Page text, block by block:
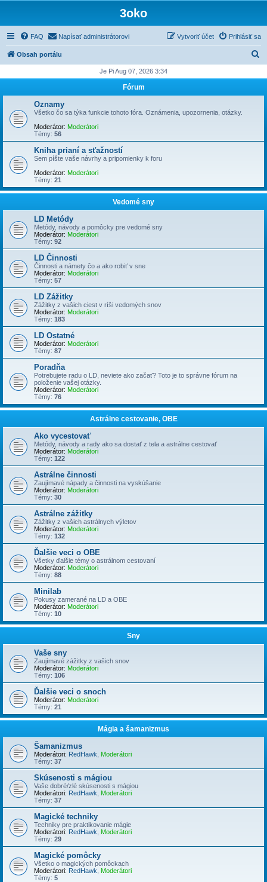
3oko
FAQ Napísať administrátorovi Prihlásiť sa
Vytvoriť účet
Obsah portálu
d
Je Pi Aug 07, 2026 3:34
Fórum
Oznamy
Všetko čo sa týka funkcie tohoto fóra. Oznámenia, upozornenia, otázky.
Moderátor: Moderátori
Témy: 56
Kniha prianí a sťažností
Sem píšte vaše návrhy a pripomienky k foru
Moderátor: Moderátori
Témy: 21
Vedomé sny
LD Metódy
Metódy, návody a pomôcky pre vedomé sny
Moderátor: Moderátori
Témy: 92
LD Činnosti
Činnosti a námety čo a ako robiť v sne
Moderátor: Moderátori
Témy: 57
LD Zážitky
Zážitky z vašich ciest v ríši vedomých snov
Moderátor: Moderátori
Témy: 183
LD Ostatné
Moderátor: Moderátori
Témy: 87
Poradňa
Potrebujete radu o LD, neviete ako začať? Toto je to správne fórum na
položenie vašej otázky.
Moderátor: Moderátori
Témy: 76
Astrálne cestovanie, OBE
Ako vycestovať
Metódy, návody a rady ako sa dostať z tela a astrálne cestovať
Moderátor: Moderátori
Témy: 122
Astrálne činnosti
Zaujímavé nápady a činnosti na vyskúšanie
Moderátor: Moderátori
Témy: 30
Astrálne zážitky
Zážitky z vašich astrálnych výletov
Moderátor: Moderátori
Témy: 132
Ďalšie veci o OBE
Všetky ďalšie témy o astrálnom cestovaní
Moderátor: Moderátori
Témy: 88
Minilab
Pokusy zamerané na LD a OBE
Moderátor: Moderátori
Témy: 10
Sny
Vaše sny
Zaujímavé zážitky z vašich snov
Moderátor: Moderátori
Témy: 106
Ďalšie veci o snoch
Moderátor: Moderátori
Témy: 21
Mágia a šamanizmus
Šamanizmus
Moderátori: RedHawk
Moderátori
Témy: 37
Skúsenosti s mágiou
Vaše dobré/zlé skúsenosti s mágiou
Moderátori: RedHawk
Moderátori
Témy: 37
Magické techniky
Techniky pre praktikovanie mágie
Moderátori: RedHawk
Moderátori
Témy: 29
Magické pomôcky
Všetko o magických pomôckach
Moderátori: RedHawk Moderátori
Témy: 5